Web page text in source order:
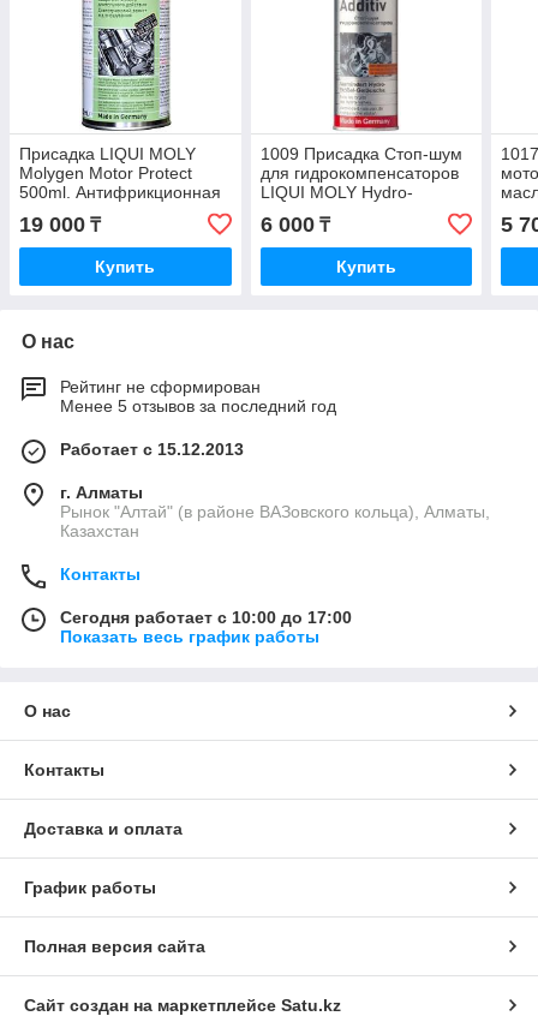
Присадка LIQUI MOLY
Molygen Motor Protect
500ml. Антифрикционная
присадка в масло. 1015
19 000 ₸
Купить
1009 Присадка Стоп-шум
для гидрокомпенсаторов
LIQUI MOLY Hydro-
Stossel-Additiv 300ml.
6 000₸
Купить
5
О нас
Рейтинг не сформирован
Менее 5 отзывов за последний год
Работает с 15.12.2013
г. Алматы
Рынок "Алтай" (в районе ВАЗовского кольца), Алматы,
Казахстан
Контакты
Сегодня работает с 10:00 до 17:00
Показать весь график работы
О нас
Контакты
Доставка и оплата
График работы
Полная версия сайта
Сайт создан на маркетплейсе Satu.kz